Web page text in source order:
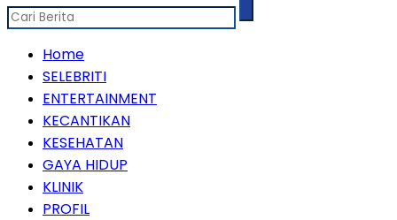
Home
SELEBRITI
ENTERTAINMENT
KECANTIKAN
KESEHATAN
GAYA HIDUP
KLINIK
PROFIL